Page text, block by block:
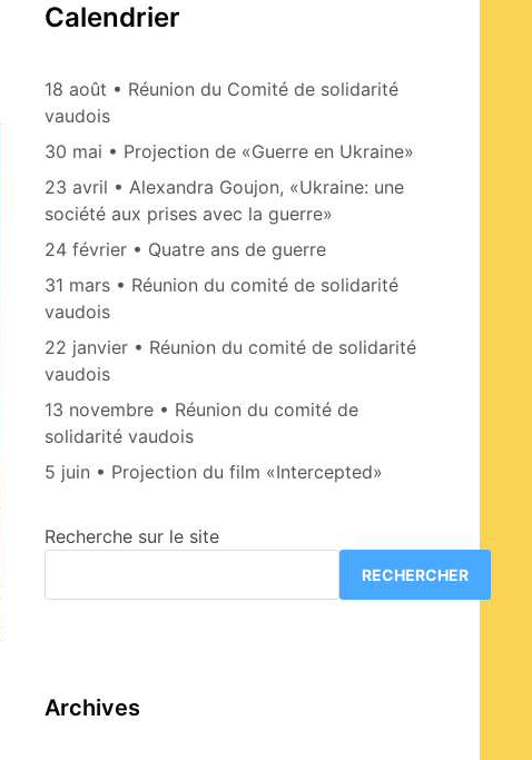
Calendrier
18 août • Réunion du Comité de solidarité
vaudois
30 mai • Projection de «Guerre en Ukraine»
23 avril • Alexandra Goujon, «Ukraine: une
société aux prises avec la guerre»
24 février • Quatre ans de guerre
31 mars • Réunion du comité de solidarité
vaudois
22 janvier • Réunion du comité de solidarité
vaudois
13 novembre • Réunion du comité de
solidarité vaudois
5 juin • Projection du film «Intercepted»
Recherche sur le site
RECHERCHER
Archives